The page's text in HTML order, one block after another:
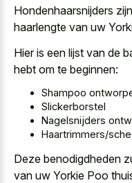
Hondenhaarsnijders
haarlengte van uw
Hier is een lijst van de
hebt om te beginnen:
Shampoo
Slickerborstel
Nagelsnijders
Haartrimmers/
Deze benodigdheden
van uw Yorkie Poo